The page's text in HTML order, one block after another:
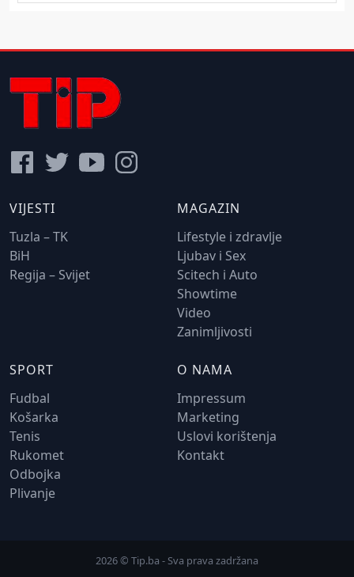
VIJESTI
Tuzla – TK
BiH
Regija – Svijet
MAGAZIN
Lifestyle i zdravlje
Ljubav i Sex
Scitech i Auto
Showtime
Video
Zanimljivosti
SPORT
Fudbal
Košarka
Tenis
Rukomet
Odbojka
Plivanje
O NAMA
Impressum
Marketing
Uslovi korištenja
Kontakt
2026 © Tip.ba - Sva prava zadržana